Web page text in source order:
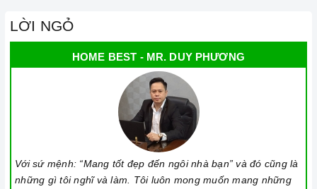
LỜI NGỎ
HOME BEST - MR. DUY PHƯƠNG
Với sứ mệnh: “Mang tốt đẹp đến ngôi nhà bạn” và đó cũng là
những gì tôi nghĩ và làm. Tôi luôn mong muốn mang những